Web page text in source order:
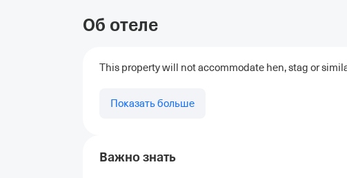
Об отеле
This property will not accommodate hen, stag or
Показать больше
Важно знать